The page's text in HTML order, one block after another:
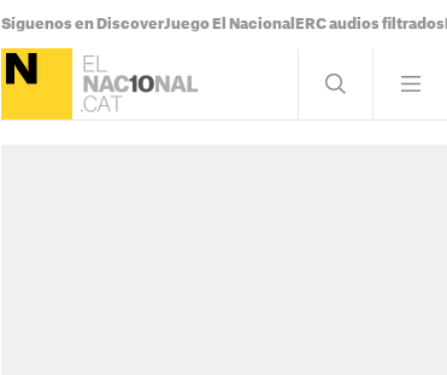
Síguenos en DiscoverJuego El Nacional ERC audios filtrados